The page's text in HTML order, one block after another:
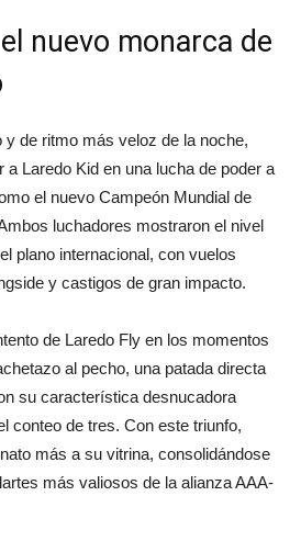
nuevo monarca de
y de ritmo más veloz de la noche,
a Laredo Kid en una lucha de poder a
el nuevo Campeón Mundial de
luchadores mostraron el nivel
plano internacional, con vuelos
y castigos de gran impacto.
de Laredo Fly en los momentos
al pecho, una patada directa
su característica desnucadora
conteo de tres. Con este triunfo,
más a su vitrina, consolidándose
más valiosos de la alianza AAA-